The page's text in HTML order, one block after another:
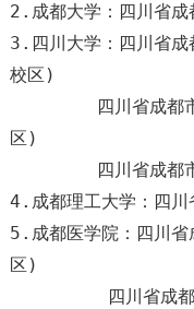
2.成都大学：四川省
3.四川大学：四川省成
校区)
四川省成都市武
区)
四川省成都市双
4.成都理工大学：四川
5.成都医学院：四川
区)
四川省成都市金